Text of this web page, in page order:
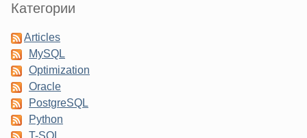
Категории
Articles
MySQL
Optimization
Oracle
PostgreSQL
Python